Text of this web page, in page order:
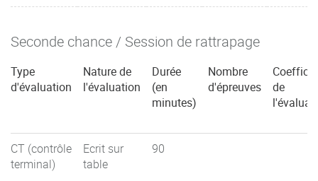
Seconde chance / Session de rattrapage
Type
d'évaluation
Nature de
l'évaluation
Durée
(en
minutes)
Nombre
d'épreuves
de
CT (contrôle
terminal)
Ecrit sur
table
90